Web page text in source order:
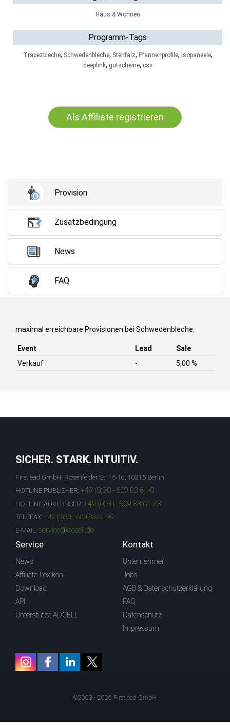
Haus & Wohnen
Programm-Tags
Trapezbleche, Schwedenbleche, Stehfalz, Pfannenprofile, Isopaneele,
deeplink, gutscheine, csv
Als Affiliate registrieren
Provision
Zusatzbedingung
News
FAQ
maximal erreichbare Provisionen bei Schwedenbleche:
Event Lead
Sale
Verkauf
- 5,00 %
SICHER. STARK. INTUITIV.
Firstlead GmbH, Rosenfelder St. 15-16, 10315 Berlin
HOTLINE PUBLISHER: +49 (0)30 - 609 83 61-0
HOTLINE ADVERTISER: +49 (0)30 - 609 83 61-23
TELEFAX: +49 (0)30 - 609 83 61-99
E-MAIL: service@adcell.de
Service
News
Affiliate-Lexikon
Download
API
Unterstütze ADCELL
Kontakt
Unternehmen
Jobs
AGB & Datenschutzerklärung
FAQ
Datenschutz
Impressum
©2003 - 2026 Firstlead GmbH